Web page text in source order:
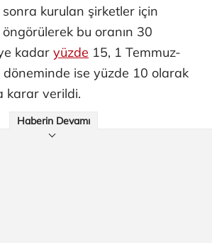
kurulan şirketler için
bu oranın 30
kadar yüzde 15, 1 Temmuz-
döneminde ise yüzde 10 olarak
karar verildi.
Haberin Devamı